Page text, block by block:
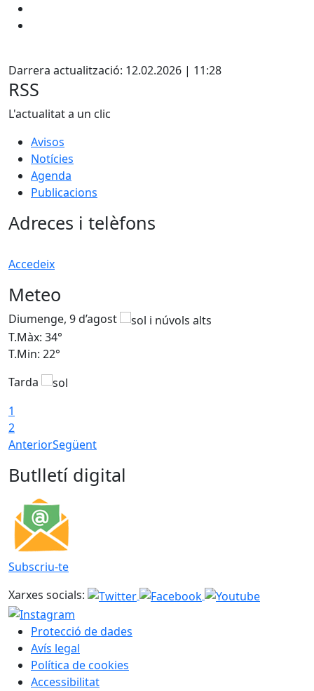
Darrera actualització: 12.02.2026 | 11:28
RSS
L'actualitat a un clic
Avisos
Notícies
Agenda
Publicacions
Adreces i telèfons
Accedeix
Meteo
Diumenge, 9 d’agost
T.Màx: 34°
T.Min: 22°
Tarda
1
2
AnteriorSegüent
Butlletí digital
Subscriu-te
Xarxes socials:
Protecció de dades
Avís legal
Política de cookies
Accessibilitat